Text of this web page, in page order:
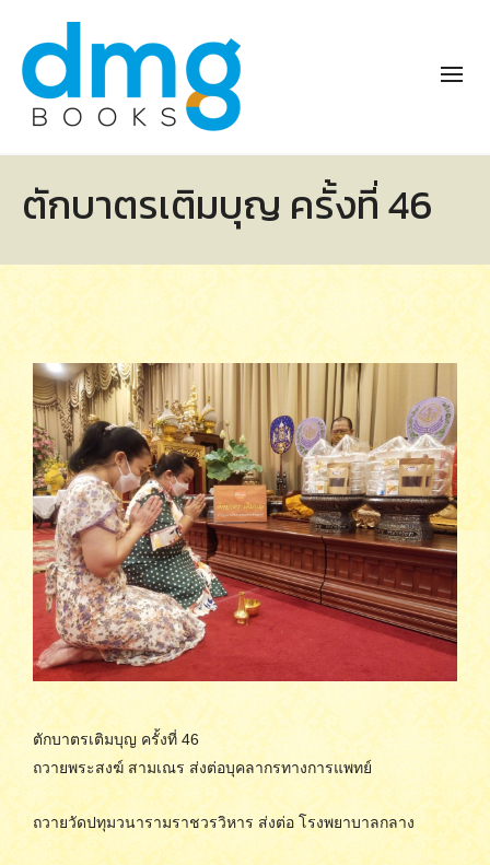
ตักบาตรเติมบุญ ครั้งที่ 46
ตักบาตรเติมบุญ ครั้งที่ 46
ถวายพระสงฆ์ สามเณร ส่งต่อบุคลากรทางการแพทย์
ถวายวัดปทุมวนารามราชวรวิหาร ส่งต่อ โรงพยาบาลกลาง